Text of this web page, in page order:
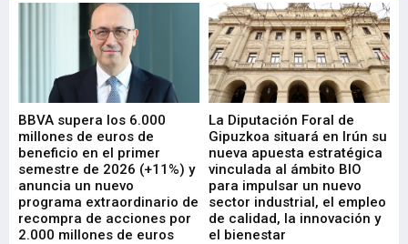
BBVA supera los 6.000
millones de euros de
beneficio en el primer
semestre de 2026 (+11%) y
anuncia un nuevo
programa extraordinario de
recompra de acciones por
2.000 millones de euros
La Diputación Foral de
Gipuzkoa situará en Irún su
nueva apuesta estratégica
vinculada al ámbito BIO
para impulsar un nuevo
sector industrial, el empleo
de calidad, la innovación y
el bienestar